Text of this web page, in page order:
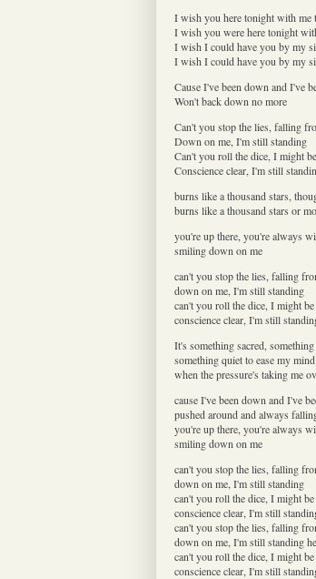
I wish you here tonight with me
I wish you were here tonight
I wish I could have you by my
I wish I could have you by my
Cause I've been down and I've
Won't back down no more
Can't you stop the lies, falling
Down on me, I'm still standing
Can't you roll the dice, I might
Conscience clear, I'm still
burns like a thousand stars,
burns like a thousand stars or
you're up there, you're always
smiling down on me
can't you stop the lies, falling
down on me, I'm still standing
can't you roll the dice, I might
conscience clear, I'm still
It's something sacred,
something quiet to ease my mind
when the pressure's taking me
cause I've been down and I've
pushed around and always
you're up there, you're always
smiling down on me
can't you stop the lies, falling
down on me, I'm still standing
can't you roll the dice, I might
conscience clear, I'm still
can't you stop the lies, falling
down on me, I'm still standing
can't you roll the dice, I might
conscience clear, I'm still